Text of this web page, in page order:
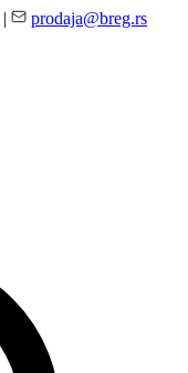
| prodaja@breg.rs